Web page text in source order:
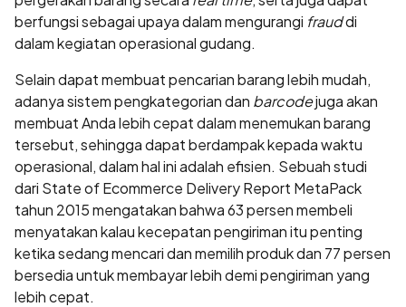
berfungsi sebagai upaya dalam mengurangi frauddi
dalam kegiatan operasional gudang.
Selain dapat membuat pencarian barang lebih mudah,
adanya sistem pengkategorian dan barcodejuga akan
membuat Anda lebih cepat dalam menemukan barang
tersebut, sehingga dapat berdampak kepada waktu
operasional, dalam hal ini adalah efisien. Sebuah studi
dari State of Ecommerce Delivery Report MetaPack
tahun 2015 mengatakan bahwa 63 persen membeli
menyatakan kalau kecepatan pengiriman itu penting
ketika sedang mencari dan memilih produk dan 77 persen
bersedia untuk membayar lebih demi pengiriman yang
lebih cepat.